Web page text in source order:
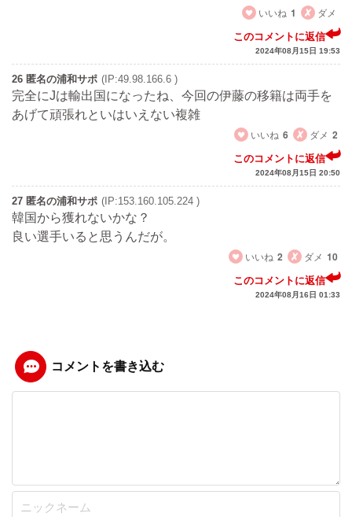
いいね 1 ダメ
このコメントに返信
2024年08月15日 19:53
26 匿名の浦和サポ (IP:49.98.166.6 )
完全にJは輸出国になったね、今回の伊藤の移籍は両手を
あげて頑張れといはいえない複雑
いいね 6 ダメ 2
このコメントに返信
2024年08月15日 20:50
27 匿名の浦和サポ (IP:153.160.105.224 )
韓国から獲れないかな？
良い選手いると思うんだが。
いいね 2 ダメ 10
このコメントに返信
2024年08月16日 01:33
コメントを書き込む